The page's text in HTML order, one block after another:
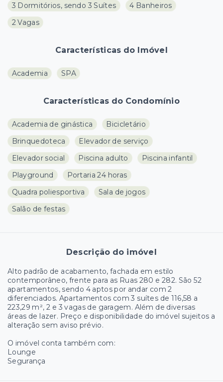
3 Dormitórios, sendo 3 Suítes
4 Banheiros
2 Vagas
Características do Imóvel
Academia SPA
Características do Condomínio
Academia de ginástica
Bicicletário
Brinquedoteca
Elevador de serviço
Elevador social
Piscina adulto
Piscina infantil
Playground
Portaria 24 horas
Quadra poliesportiva
Sala de jogos
Salão de festas
Descrição do imóvel
Alto padrão de acabamento, fachada em estilo
contemporâneo, frente para as Ruas 280 e 282. São 52
apartamentos, sendo 4 aptos por andar com 2
diferenciados. Apartamentos com 3 suítes de 116,58 a
223,29 m², 2 e 3 vagas de garagem. Além de diversas
áreas de lazer. Preço e disponibilidade do imóvel sujeitos a
alteração sem aviso prévio.
O imóvel conta também com:
Lounge
Segurança